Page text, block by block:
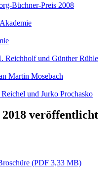
Büchner-Preis 2008
Reichholf und Günther Rühle
Martin Mosebach
und Jurko Prochasko
veröffentlicht
(PDF 3,33 MB)